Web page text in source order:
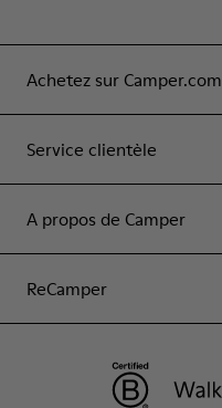
Achetez sur Camper.com
Service clientèle
A propos de Camper
ReCamper